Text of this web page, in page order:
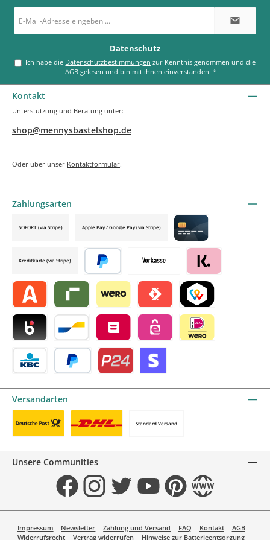
Mail-
*
Datenschutz
Ich habe die Datenschutzbestimmungen
AGB gelesen und bin mit ihnen einverstanden.*
Kontakt
Unterstützung und Beratung unter:
shop@mennysbastelshop.de
Oder über unser Kontaktformular.
Zahlungsarten
Vorkasse Klarna by mollie
Alma by mollieRiverty by mollie
Wero Satispay by mollieTWINT by mollie
Blik by mollieBancontact by mollie
Belfius by mollieeps by mollie
SOFORT (via Stripe) Apple Pay / Google Pay (via Stripe)
Credit card by mollie
Kreditkarte (via Stripe)
Später bezahlen
Versandarten
Standard Versand
Unsere Communities
FacebookInstagramTwitter YouTubePinterestWebsite
Impressum Newsletter Zahlung und Versand FAQ Kontakt
AGB
Widerrufsrecht
Vertrag widerrufen Hinweise zur Batterieentsorgung